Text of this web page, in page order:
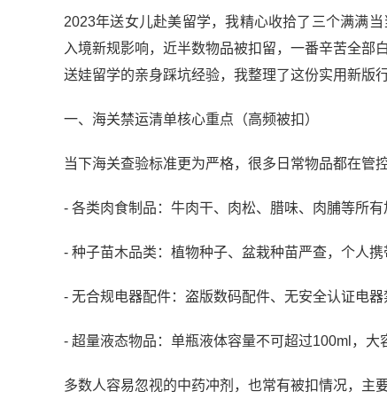
2023年送女儿赴美留学，我精心收拾了三个满满
入境新规影响，近半数物品被扣留，一番辛苦全部
送娃留学的亲身踩坑经验，我整理了这份实用新版
一、海关禁运清单核心重点（高频被扣）
当下海关查验标准更为严格，很多日常物品都在管
- 各类肉食制品：牛肉干、肉松、腊味、肉脯等所
- 种子苗木品类：植物种子、盆栽种苗严查，个人
- 无合规电器配件：盗版数码配件、无安全认证电
- 超量液态物品：单瓶液体容量不可超过100ml，
多数人容易忽视的中药冲剂，也常有被扣情况，主